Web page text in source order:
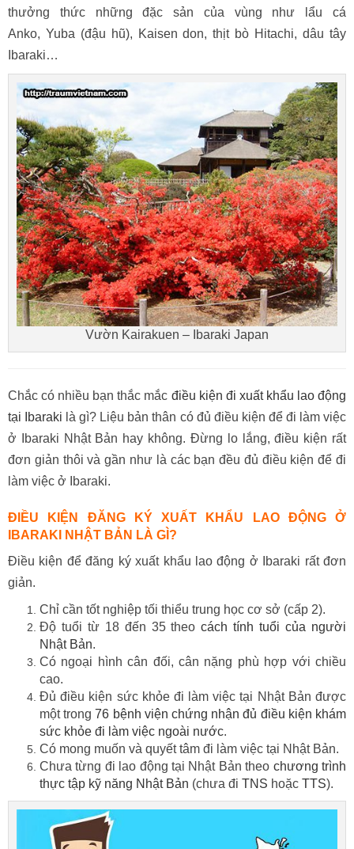
thưởng thức những đặc sản của vùng như lẩu cá
Anko, Yuba (đậu hũ), Kaisen don, thịt bò Hitachi, dâu tây
Ibaraki…
Vườn Kairakuen – Ibaraki Japan
Chắc có nhiều bạn thắc mắc điều kiện đi xuất khẩu lao động
tại Ibaraki là gì? Liệu bản thân có đủ điều kiện để đi làm việc
ở Ibaraki Nhật Bản hay không. Đừng lo lắng, điều kiện rất
đơn giản thôi và gần như là các bạn đều đủ điều kiện để đi
làm việc ở Ibaraki.
ĐIỀU KIỆN ĐĂNG KÝ XUẤT KHẨU LAO ĐỘNG Ở
IBARAKI NHẬT BẢN LÀ GÌ?
Điều kiện để đăng ký xuất khẩu lao động ở Ibaraki rất đơn
giản.
Chỉ cần tốt nghiệp tối thiểu trung học cơ sở (cấp 2).
Độ tuổi từ 18 đến 35 theocách tính tuổi của người
Nhật Bản.
Có ngoại hình cân đối, cân nặng phù hợp với chiều
cao.
Đủ điều kiện sức khỏe đi làm việc tại Nhật Bản được
một trong76 bệnh viện chứng nhận đủ điều kiện khám
sức khỏe đi làm việc ngoài nước.
Có mong muốn và quyết tâm đi làm việc tại Nhật Bản.
Chưa từng đi lao động tại Nhật Bản theo chương trình
thực tập kỹ năng Nhật Bản (chưa đi TNS hoặc TTS).